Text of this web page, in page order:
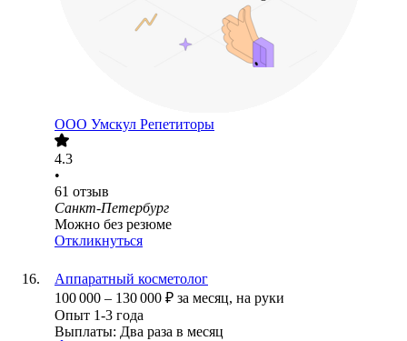
ООО Умскул Репетиторы
4.3
•
61 отзыв
Санкт-Петербург
Можно без резюме
Откликнуться
Аппаратный косметолог
100 000 – 130 000 ₽ за месяц, на руки
Опыт 1-3 года
Выплаты: Два раза в месяц